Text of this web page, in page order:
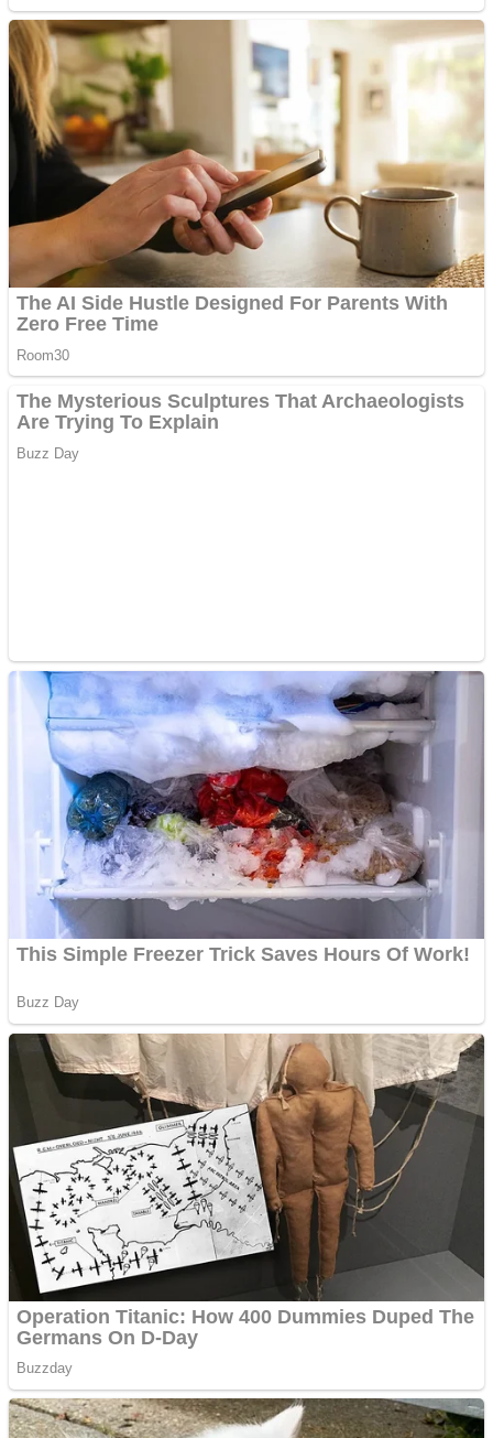
Răcitor de apă CW5000
pentru freze cu laser fără
metale
Cutit cositoare KUHN
Creez aplicatie
tau
Anuntul tau apare in mai
multe ziare online
Apartamente 2 camere
Aplică acum pentru toate
tipurile de împrumuturi
și obține bani urgent!
Curatare canapele
Bucuresti. Curatare
profesionala
Website de tip Adsense cu